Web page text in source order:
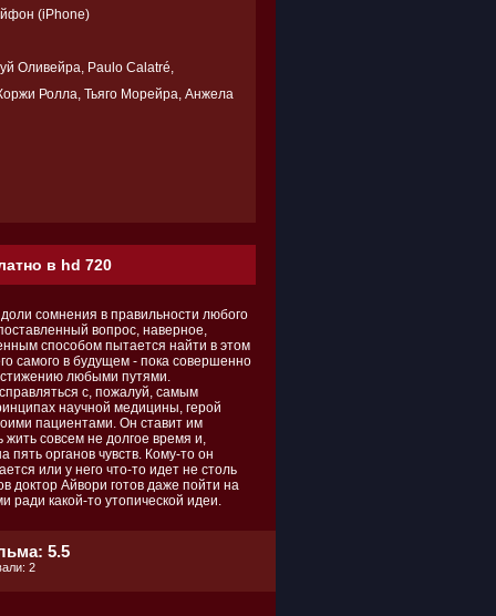
(iPhone)
Оливейра, Paulo Calatré,
Ролла, Тьяго Морейра, Анжела
в hd 720
сомнения в правильности любого
вопрос, наверное,
способом пытается найти в этом
самого в будущем - пока совершенно
любыми путями.
с, пожалуй, самым
научной медицины, герой
пациентами. Он ставит им
совсем не долгое время и,
пять органов чувств. Кому-то он
или у него что-то идет не столь
доктор Айвори готов даже пойти на
ради какой-то утопической идеи.
5.5
2